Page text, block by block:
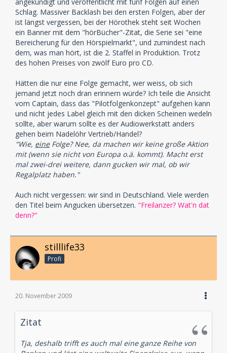
Schlag. Massiver Backlash bei den ersten Folgen, aber der
ist längst vergessen, bei der Hörothek steht seit Wochen
ein Banner mit dem "hörBücher"-Zitat, die Serie sei "eine
Bereicherung für den Hörspielmarkt", und zumindest nach
dem, was man hört, ist die 2. Staffel in Produktion. Trotz
des hohen Preises von zwölf Euro pro CD.
Hätten die nur eine Folge gemacht, wer weiss, ob sich
jemand jetzt noch dran erinnern würde? Ich teile die Ansicht
vom Captain, dass das "Pilotfolgenkonzept" aufgehen kann
und nicht jedes Label gleich mit den dicken Scheinen wedeln
sollte, aber warum sollte es der Audiowerkstatt anders
gehen beim Nadelöhr Vertrieb/Handel?
"Wie, eineFolge? Nee, da machen wir keine große Aktion
mit (wenn sie nicht von Europa o.ä. kommt). Macht erst
mal zwei-drei weitere, dann gucken wir mal, ob wir
Regalplatz haben."
Auch nicht vergessen: wir sind in Deutschland. Viele werden
den Titel beim Angucken übersetzen. "Freilanzer? Wat'n dat
denn?"
stilllife33
Profi
20. November 2009
Zitat
Tja, deshalb trifft es auch mal eine ganze Reihe von